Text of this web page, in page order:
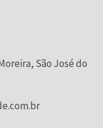
São José do